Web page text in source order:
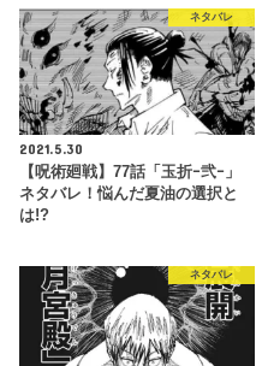
ネタバレ
2021.5.30
【呪術廻戦】77話「玉折ｰ弐ｰ」
ネタバレ！悩んだ夏油の選択と
は!?
ネタバレ